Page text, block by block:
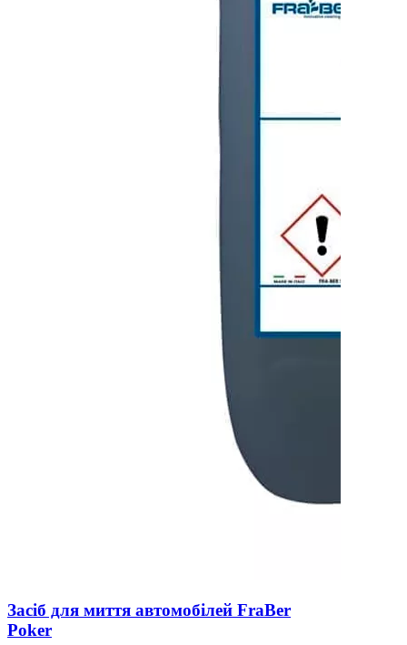
Засіб для миття автомобілей FraBer
Poker